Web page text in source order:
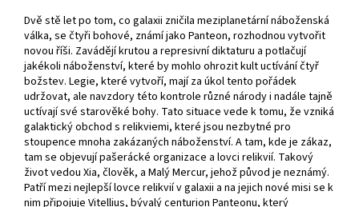
Dvě stě let po tom, co galaxii zničila meziplanetární náboženská
válka, se čtyři bohové, známí jako Panteon, rozhodnou vytvořit
novou říši. Zavádějí krutou a represivní diktaturu a potlačují
jakékoli náboženství, které by mohlo ohrozit kult uctívání čtyř
božstev. Legie, které vytvoří, mají za úkol tento pořádek
udržovat, ale navzdory této kontrole různé národy i nadále tajně
uctívají své starověké bohy. Tato situace vede k tomu, že vzniká
galaktický obchod s relikviemi, které jsou nezbytné pro
stoupence mnoha zakázaných náboženství. A tam, kde je zákaz,
tam se objevují pašerácké organizace a lovci relikvií. Takový
život vedou Xia, člověk, a Malý Mercur, jehož původ je neznámý.
Patří mezi nejlepší lovce relikvií v galaxii a na jejich nové misi se k
nim připojuje Vitellius, bývalý centurion Panteonu, který